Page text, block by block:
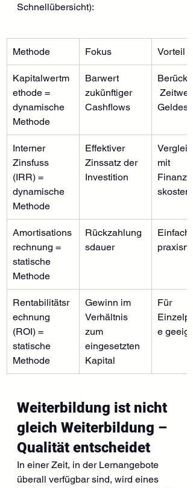
Schnellübersicht):
Methode Fokus Vorteil
Kapitalwertm
ethode =
dynamische
Methode
Barwert
zukünftiger
Cashflows
Geldes
Interner
Zinsfuss
(IRR) =
dynamische
Methode
Effektiver
Zinssatz der
Investition
mit
skosten
Amortisations
rechnung =
statische
Methode
Rückzahlung
sdauer
Einfach
Rentabilitätsr
echnung
(ROI) =
statische
Methode
Gewinn im
Verhältnis
zum
eingesetzten
Kapital
Für
e
Weiterbildung ist nicht
gleich Weiterbildung –
Qualität entscheidet
In einer Zeit, in der Lernangebote
überall verfügbar sind, wird eines